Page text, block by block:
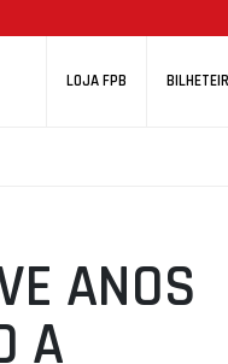
LOJA FPB
ANOS
A